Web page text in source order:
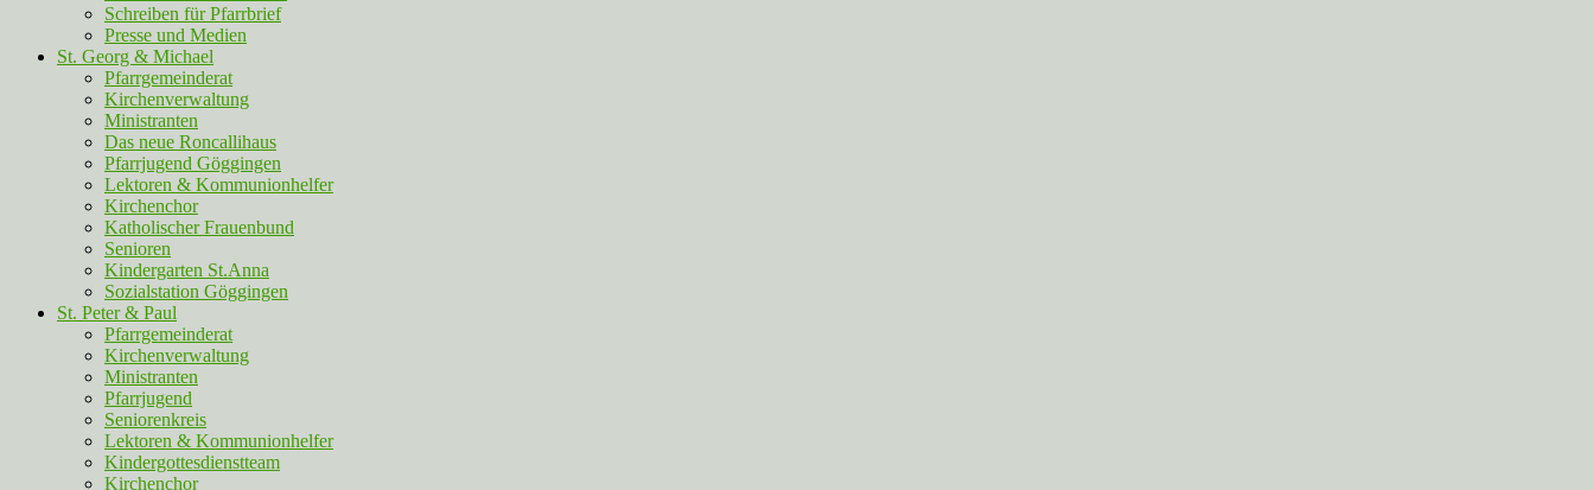
Schreiben für Pfarrbrief
Presse und Medien
St. Georg & Michael
Pfarrgemeinderat
Kirchenverwaltung
Ministranten
Das neue Roncallihaus
Pfarrjugend Göggingen
Lektoren & Kommunionhelfer
Kirchenchor
Katholischer Frauenbund
Senioren
Kindergarten St.Anna
Sozialstation Göggingen
St. Peter & Paul
Pfarrgemeinderat
Kirchenverwaltung
Ministranten
Pfarrjugend
Seniorenkreis
Lektoren & Kommunionhelfer
Kindergottesdienstteam
Kirchenchor